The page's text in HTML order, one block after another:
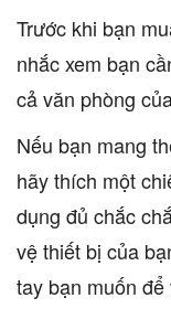
Trước khi bạn
nhắc xem bạn
cả văn phòng
Nếu bạn mang
hãy thích một
dụng đủ chắc
vệ thiết bị của
tay bạn muốn